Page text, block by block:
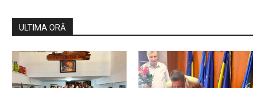
ULTIMA ORĂ